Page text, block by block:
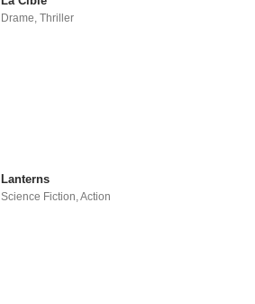
Drame ,Thriller
Lanterns
Science Fiction,Action